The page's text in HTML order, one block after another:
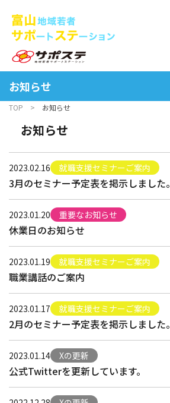
お知らせ
TOP お知らせ
お知らせ
2023.02.16 就職支援セミナーご案内
3月のセミナー予定表を掲示しました。
2023.01.20 重要なお知らせ
休業日のお知らせ
2023.01.19 就職支援セミナーご案内
職業講話のご案内
2023.01.17 就職支援セミナーご案内
2月のセミナー予定表を掲示しました。
2023.01.14 Xの更新
公式Twitterを更新しています。